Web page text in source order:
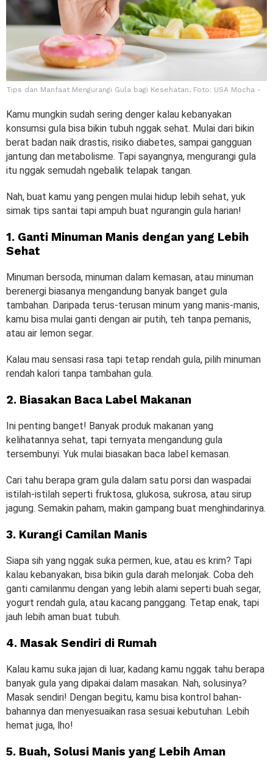
Tips dan Manfaat Mengurangi Gula bagi Kesehatan, Foto: USA Mocha -
Kamu mungkin sudah sering denger kalau kebanyakan
konsumsi gula bisa bikin tubuh nggak sehat. Mulai dari bikin
berat badan naik drastis, risiko diabetes, sampai gangguan
jantung dan metabolisme. Tapi sayangnya, mengurangi gula
itu nggak semudah ngebalik telapak tangan.
Nah, buat kamu yang pengen mulai hidup lebih sehat, yuk
simak tips santai tapi ampuh buat ngurangin gula harian!
1. Ganti Minuman Manis dengan yang Lebih
Sehat
Minuman bersoda, minuman dalam kemasan, atau minuman
berenergi biasanya mengandung banyak banget gula
tambahan. Daripada terus-terusan minum yang manis-manis,
kamu bisa mulai ganti dengan air putih, teh tanpa pemanis,
atau air lemon segar.
Kalau mau sensasi rasa tapi tetap rendah gula, pilih minuman
rendah kalori tanpa tambahan gula.
2. Biasakan Baca Label Makanan
Ini penting banget! Banyak produk makanan yang
kelihatannya sehat, tapi ternyata mengandung gula
tersembunyi. Yuk mulai biasakan baca label kemasan.
Cari tahu berapa gram gula dalam satu porsi dan waspadai
istilah-istilah seperti fruktosa, glukosa, sukrosa, atau sirup
jagung. Semakin paham, makin gampang buat menghindarinya.
3. Kurangi Camilan Manis
Siapa sih yang nggak suka permen, kue, atau es krim? Tapi
kalau kebanyakan, bisa bikin gula darah melonjak. Coba deh
ganti camilanmu dengan yang lebih alami seperti buah segar,
yogurt rendah gula, atau kacang panggang. Tetap enak, tapi
jauh lebih aman buat tubuh.
4. Masak Sendiri di Rumah
Kalau kamu suka jajan di luar, kadang kamu nggak tahu berapa
banyak gula yang dipakai dalam masakan. Nah, solusinya?
Masak sendiri! Dengan begitu, kamu bisa kontrol bahan-
bahannya dan menyesuaikan rasa sesuai kebutuhan. Lebih
hemat juga, lho!
5. Buah, Solusi Manis yang Lebih Aman